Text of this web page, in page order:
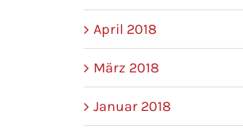
April 2018
März 2018
Januar 2018